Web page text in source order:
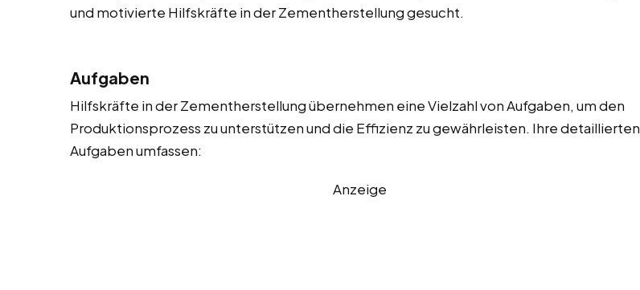
und motivierte Hilfskräfte in der Zementherstellung gesucht.
Aufgaben
Hilfskräfte in der Zementherstellung übernehmen eine Vielzahl von Aufgaben, um den
Produktionsprozess zu unterstützen und die Effizienz zu gewährleisten. Ihre detaillierten
Aufgaben umfassen:
Anzeige